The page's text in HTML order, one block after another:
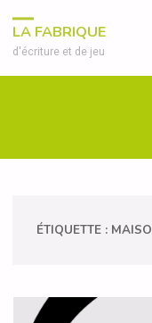
LA FABRIQUE
d'écriture et de jeu
ÉTIQUETTE :